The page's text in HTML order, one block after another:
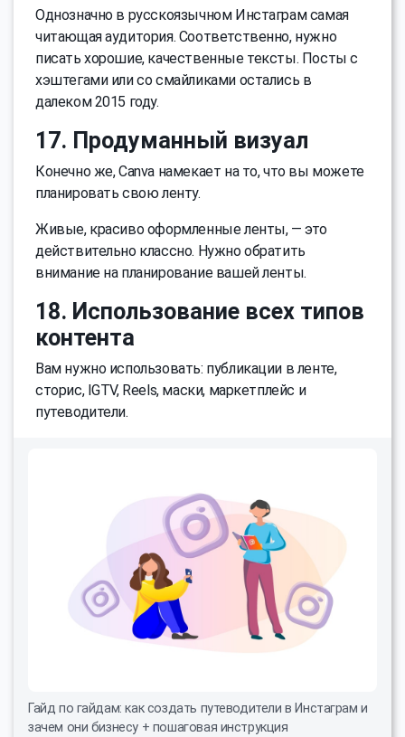
Однозначно в русскоязычном Инстаграм самая
читающая аудитория. Соответственно, нужно
писать хорошие, качественные тексты. Посты с
хэштегами или со смайликами остались в
далеком 2015 году.
17. Продуманный визуал
Конечно же, Canva намекает на то, что вы можете
планировать свою ленту.
Живые, красиво оформленные ленты, — это
действительно классно. Нужно обратить
внимание на планирование вашей ленты.
18. Использование всех типов
контента
Вам нужно использовать: публикации в ленте,
сторис, IGTV, Reels, маски, маркетплейс и
путеводители.
Гайд по гайдам: как создать путеводители в Инстаграм и
зачем они бизнесу + пошаговая инструкция